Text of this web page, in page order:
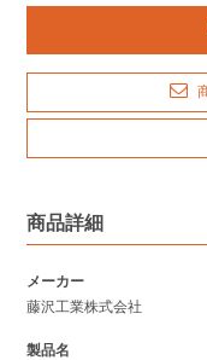
商品詳細
メーカー
藤沢工業株式会社
製品名